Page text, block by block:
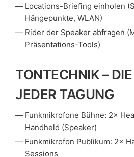
Locations-Briefing einholen
Hängepunkte, WLAN)
Rider der Speaker abfragen
Präsentations-Tools)
TONTECHNIK –
JEDER TAGUNG
Funkmikrofone Bühne: 2×
Handheld (Speaker)
Funkmikrofon Publikum: 2×
Sessions